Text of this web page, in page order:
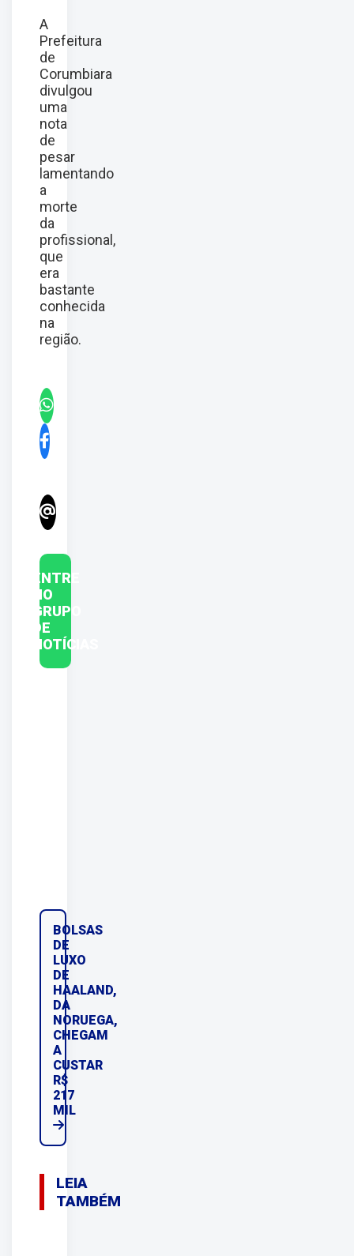
A
Prefeitura
de
Corumbiara
divulgou
uma
nota
de
pesar
lamentando
a
morte
da
profissional,
que
era
bastante
conhecida
na
região.
ENTRE
NO
GRUPO
DE
NOTÍCIAS
BOLSAS
DE
LUXO
DE
HAALAND,
DA
NORUEGA,
CHEGAM
A
CUSTAR
R$
217
MIL
LEIA
TAMBÉM